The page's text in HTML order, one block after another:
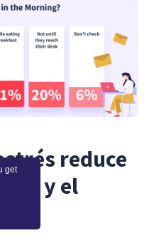
get
reduce
y el